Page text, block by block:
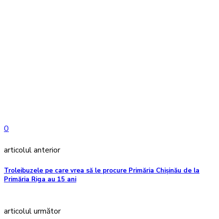
0
articolul anterior
Troleibuzele pe care vrea să le procure Primăria Chișinău de la
Primăria Riga au 15 ani
articolul următor